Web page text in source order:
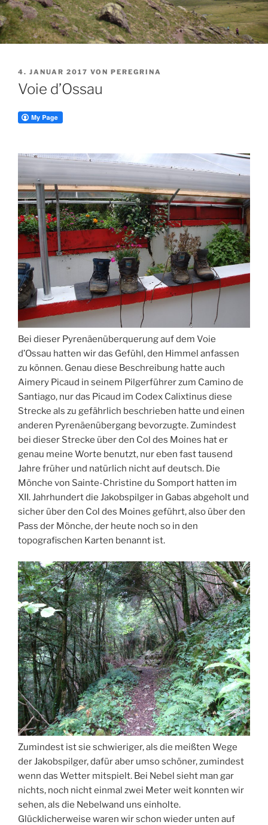
VERÖFFENTLICHT
AM
4. JANUAR 2017 VON PEREGRINA
Voie d’Ossau
Bei dieser Pyrenäenüberquerung auf dem Voie
d’Ossau hatten wir das Gefühl, den Himmel anfassen
zu können. Genau diese Beschreibung hatte auch
Aimery Picaud in seinem Pilgerführer zum Camino de
Santiago, nur das Picaud im Codex Calixtinus diese
Strecke als zu gefährlich beschrieben hatte und einen
anderen Pyrenäenübergang bevorzugte. Zumindest
bei dieser Strecke über den Col des Moines hat er
genau meine Worte benutzt, nur eben fast tausend
Jahre früher und natürlich nicht auf deutsch. Die
Mönche von Sainte-Christine du Somport hatten im
XII. Jahrhundert die Jakobspilger in Gabas abgeholt und
sicher über den Col des Moines geführt, also über den
Pass der Mönche, der heute noch so in den
topografischen Karten benannt ist.
Zumindest ist sie schwieriger, als die meißten Wege
der Jakobspilger, dafür aber umso schöner, zumindest
wenn das Wetter mitspielt. Bei Nebel sieht man gar
nichts, noch nicht einmal zwei Meter weit konnten wir
sehen, als die Nebelwand uns einholte.
Glücklicherweise waren wir schon wieder unten auf